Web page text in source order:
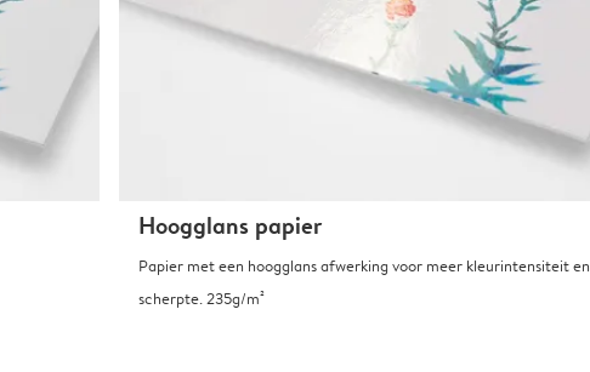
Hoogglans papier
Papier met een hoogglans afwerking voor meer kleurintensiteit en
scherpte. 235g/m²